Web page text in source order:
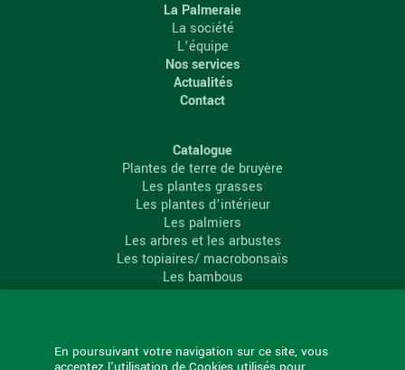
En poursuivant votre navigation sur ce site, vous
La Palmeraie
La société
L’équipe
Nos services
Actualités
Contact
Catalogue
Plantes de terre de bruyère
Les plantes grasses
Les plantes d’intérieur
Les palmiers
Les arbres et les arbustes
Les topiaires/ macrobonsaïs
Les bambous
Les conifères
La Palmeraie